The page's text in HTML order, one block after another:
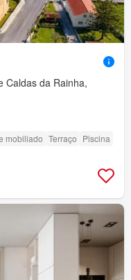
Caldas da Rainha,
mobiliado Terraço Piscina